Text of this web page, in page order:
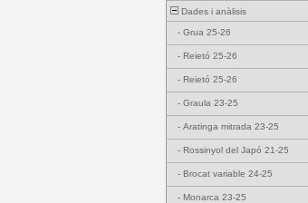
Dades i anàlisis
- Grua 25-26
- Reietó 25-26
- Reietó 25-26
- Graula 23-25
- Aratinga mitrada 23-25
- Rossinyol del Japó 21-25
- Brocat variable 24-25
- Monarca 23-25